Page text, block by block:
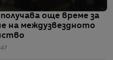
още време за
на междузвездното